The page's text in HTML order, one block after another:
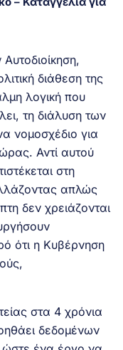
διάθεση της
λογική που
τη διάλυση των
νομοσχέδιο για
Αντί αυτού
στη
απλώς
δεν χρειάζονται
ότι η Κυβέρνηση
στα 4 χρόνια
δεδομένων